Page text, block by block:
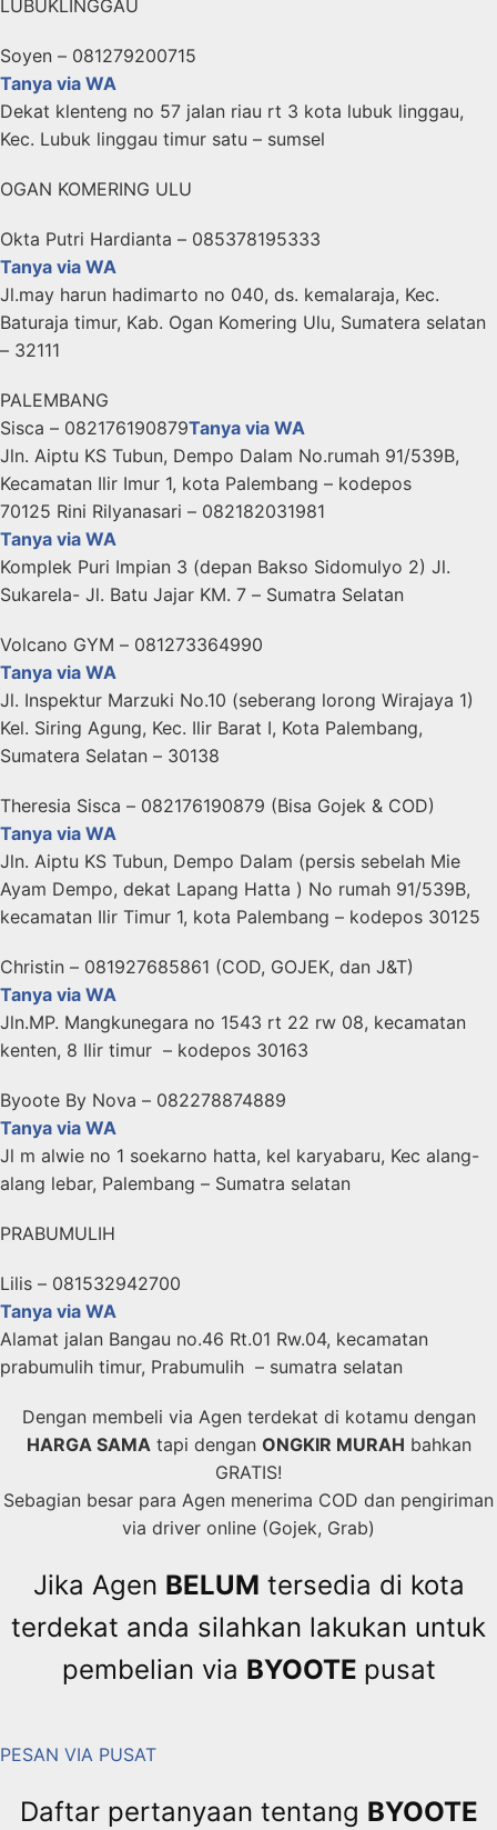
LUBUKLINGGAU
Soyen – 081279200715
Tanya via WA
Dekat klenteng no 57 jalan riau rt 3 kota lubuk linggau,
Kec. Lubuk linggau timur satu – sumsel
OGAN KOMERING ULU
Okta Putri Hardianta – 085378195333
Tanya via WA
Jl.may harun hadimarto no 040, ds. kemalaraja, Kec.
Baturaja timur, Kab. Ogan Komering Ulu, Sumatera selatan
– 32111
PALEMBANG
Sisca – 082176190879Tanya via WA
Jln. Aiptu KS Tubun, Dempo Dalam No.rumah 91/539B,
Kecamatan Ilir Imur 1, kota Palembang – kodepos
70125 Rini Rilyanasari – 082182031981
Tanya via WA
Komplek Puri Impian 3 (depan Bakso Sidomulyo 2) Jl.
Sukarela- Jl. Batu Jajar KM. 7 – Sumatra Selatan
Volcano GYM – 081273364990
Tanya via WA
Jl. Inspektur Marzuki No.10 (seberang lorong Wirajaya 1)
Kel. Siring Agung, Kec. Ilir Barat I, Kota Palembang,
Sumatera Selatan – 30138
Theresia Sisca – 082176190879 (Bisa Gojek & COD)
Tanya via WA
Jln. Aiptu KS Tubun, Dempo Dalam (persis sebelah Mie
Ayam Dempo, dekat Lapang Hatta ) No rumah 91/539B,
kecamatan Ilir Timur 1, kota Palembang – kodepos 30125
Christin – 081927685861 (COD, GOJEK, dan J&T)
Tanya via WA
Jln.MP. Mangkunegara no 1543 rt 22 rw 08, kecamatan
kenten, 8 Ilir timur – kodepos 30163
Byoote By Nova – 082278874889
Tanya via WA
Jl m alwie no 1 soekarno hatta, kel karyabaru, Kec alang-
alang lebar, Palembang – Sumatra selatan
PRABUMULIH
Lilis – 081532942700
Tanya via WA
Alamat jalan Bangau no.46 Rt.01 Rw.04, kecamatan
prabumulih timur, Prabumulih – sumatra selatan
Dengan membeli via Agen terdekat di kotamu dengan
HARGA SAMA tapi dengan ONGKIR MURAH bahkan
GRATIS!
Sebagian besar para Agen menerima COD dan pengiriman
via driver online (Gojek, Grab)
Jika Agen BELUM tersedia di kota
terdekat anda silahkan lakukan untuk
pembelian via BYOOTE pusat
PESAN VIA PUSAT
Daftar pertanyaan tentang BYOOTE